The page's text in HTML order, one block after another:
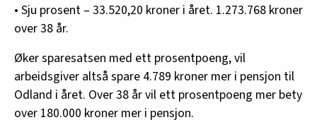
• Sju prosent – 33.520,20 kroner i året. 1.273.768 kroner
over 38 år.
Øker sparesatsen med ett prosentpoeng, vil
arbeidsgiver altså spare 4.789 kroner mer i pensjon til
Odland i året. Over 38 år vil ett prosentpoeng mer bety
over 180.000 kroner mer i pensjon.